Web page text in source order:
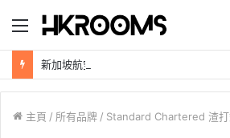
錄
主頁 / 所有品牌 / Standard Chartered 渣